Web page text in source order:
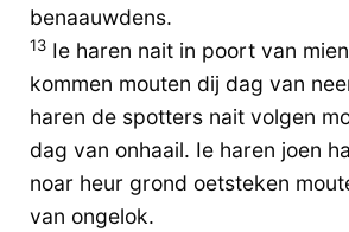
benaauwdens.
13 Ie haren nait in poort van
kommen mouten dij dag van
haren de spotters nait volgen
dag van onhaail. Ie haren joen
noar heur grond oetsteken
van ongelok.